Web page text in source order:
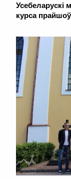
Усебеларускі
курса